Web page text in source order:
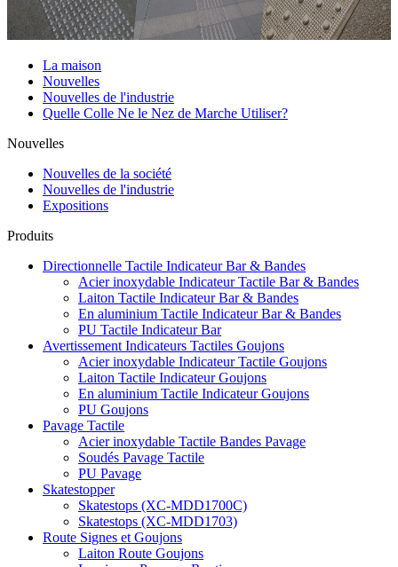
La maison
Nouvelles
Nouvelles de l'industrie
Quelle Colle Ne le Nez de Marche Utiliser?
Nouvelles
Nouvelles de la société
Nouvelles de l'industrie
Expositions
Produits
Directionnelle Tactile Indicateur Bar & Bandes
Acier inoxydable Indicateur Tactile Bar & Bandes
Laiton Tactile Indicateur Bar & Bandes
En aluminium Tactile Indicateur Bar & Bandes
PU Tactile Indicateur Bar
Avertissement Indicateurs Tactiles Goujons
Acier inoxydable Indicateur Tactile Goujons
Laiton Tactile Indicateur Goujons
En aluminium Tactile Indicateur Goujons
PU Goujons
Pavage Tactile
Acier inoxydable Tactile Bandes Pavage
Soudés Pavage Tactile
PU Pavage
Skatestopper
Skatestops (XC-MDD1700C)
Skatestops (XC-MDD1703)
Route Signes et Goujons
Laiton Route Goujons